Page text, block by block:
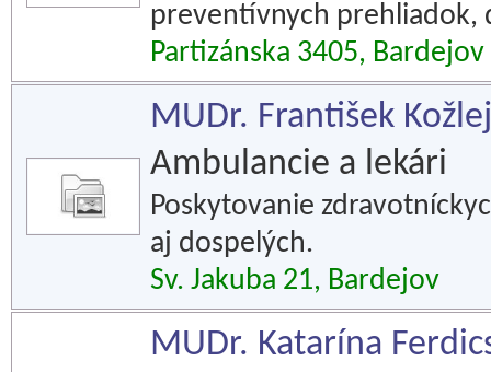
preventívnych prehliadok,
Partizánska 3405, Bardejov
MUDr. František
Ambulancie a lekári
Poskytovanie
aj dospelých.
Sv. Jakuba 21, Bardejov
MUDr. Katarína